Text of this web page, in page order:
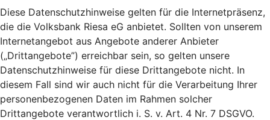
Diese Datenschutzhinweise gelten für die Internetpräsenz,
die die Volksbank Riesa eG anbietet. Sollten von unserem
Internetangebot aus Angebote anderer Anbieter
(„Drittangebote”) erreichbar sein, so gelten unsere
Datenschutzhinweise für diese Drittangebote nicht. In
diesem Fall sind wir auch nicht für die Verarbeitung Ihrer
personenbezogenen Daten im Rahmen solcher
Drittangebote verantwortlich i. S. v. Art. 4 Nr. 7 DSGVO.